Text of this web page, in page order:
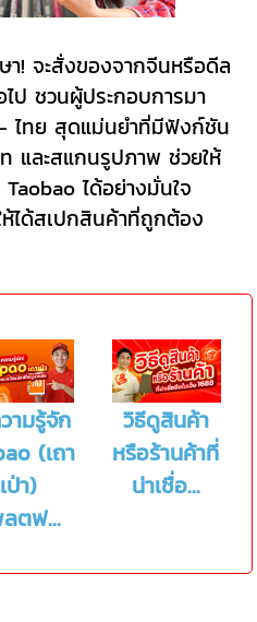
! จะสั่งของจากจีนหรือดีล
ป ชวนผู้ประกอบการมา
ไทย สุดแม่นยำที่มีฟังก์ชัน
และสแกนรูปภาพ ช่วยให้
ได้อย่างมั่นใจ
ได้สเปกสินค้าที่ถูกต้อง
ามรู้จัก
(เถา
เป่า)
ตฟ...
วิธีดูสินค้า
หรือร้านค้าที่
น่าเชื่อ...